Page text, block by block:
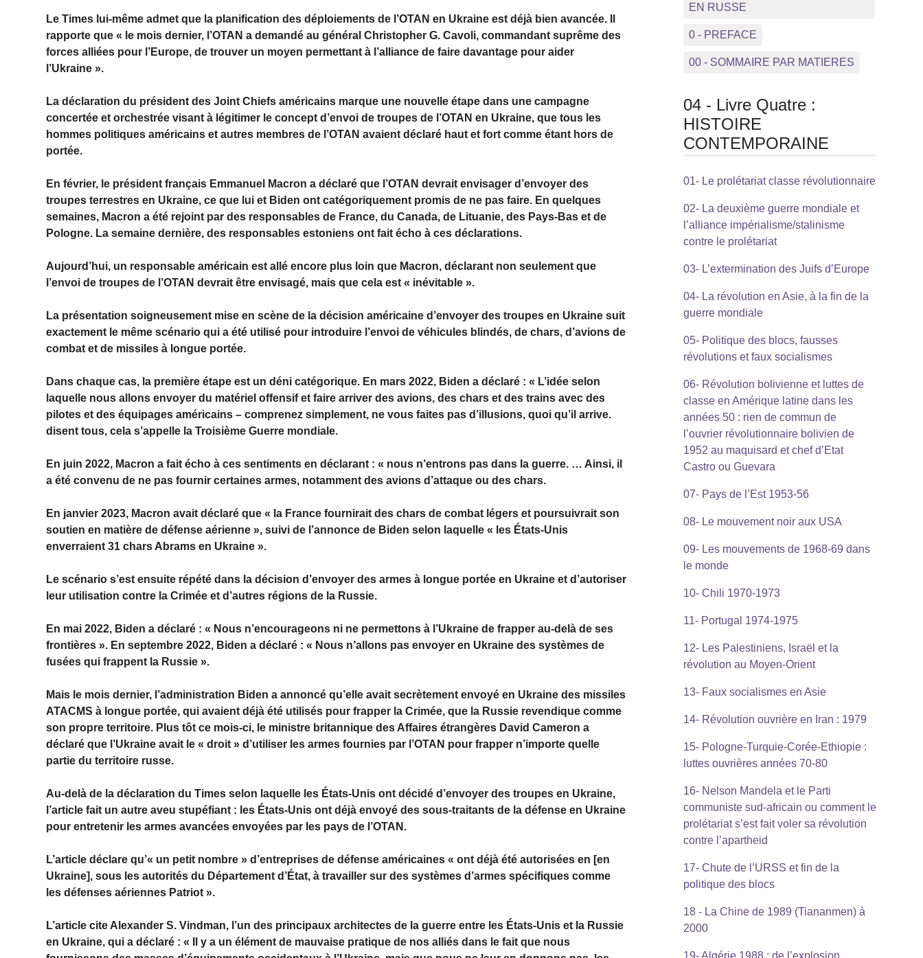
Le Times lui-même admet que la planification des déploiements de l’OTAN en Ukraine est déjà bien avancée. Il
rapporte que « le mois dernier, l’OTAN a demandé au général Christopher G. Cavoli, commandant suprême des
forces alliées pour l’Europe, de trouver un moyen permettant à l’alliance de faire davantage pour aider
l’Ukraine ».
La déclaration du président des Joint Chiefs américains marque une nouvelle étape dans une campagne
concertée et orchestrée visant à légitimer le concept d’envoi de troupes de l’OTAN en Ukraine, que tous les
hommes politiques américains et autres membres de l’OTAN avaient déclaré haut et fort comme étant hors de
portée.
En février, le président français Emmanuel Macron a déclaré que l’OTAN devrait envisager d’envoyer des
troupes terrestres en Ukraine, ce que lui et Biden ont catégoriquement promis de ne pas faire. En quelques
semaines, Macron a été rejoint par des responsables de France, du Canada, de Lituanie, des Pays-Bas et de
Pologne. La semaine dernière, des responsables estoniens ont fait écho à ces déclarations.
Aujourd’hui, un responsable américain est allé encore plus loin que Macron, déclarant non seulement que
l’envoi de troupes de l’OTAN devrait être envisagé, mais que cela est « inévitable ».
La présentation soigneusement mise en scène de la décision américaine d’envoyer des troupes en Ukraine suit
exactement le même scénario qui a été utilisé pour introduire l’envoi de véhicules blindés, de chars, d’avions de
combat et de missiles à longue portée.
Dans chaque cas, la première étape est un déni catégorique. En mars 2022, Biden a déclaré : « L’idée selon
laquelle nous allons envoyer du matériel offensif et faire arriver des avions, des chars et des trains avec des
pilotes et des équipages américains – comprenez simplement, ne vous faites pas d’illusions, quoi qu’il arrive.
disent tous, cela s’appelle la Troisième Guerre mondiale.
En juin 2022, Macron a fait écho à ces sentiments en déclarant : « nous n’entrons pas dans la guerre. … Ainsi, il
a été convenu de ne pas fournir certaines armes, notamment des avions d’attaque ou des chars.
En janvier 2023, Macron avait déclaré que « la France fournirait des chars de combat légers et poursuivrait son
soutien en matière de défense aérienne », suivi de l’annonce de Biden selon laquelle « les États-Unis
enverraient 31 chars Abrams en Ukraine ».
Le scénario s’est ensuite répété dans la décision d’envoyer des armes à longue portée en Ukraine et d’autoriser
leur utilisation contre la Crimée et d’autres régions de la Russie.
En mai 2022, Biden a déclaré : « Nous n’encourageons ni ne permettons à l’Ukraine de frapper au-delà de ses
frontières ». En septembre 2022, Biden a déclaré : « Nous n’allons pas envoyer en Ukraine des systèmes de
fusées qui frappent la Russie ».
Mais le mois dernier, l’administration Biden a annoncé qu’elle avait secrètement envoyé en Ukraine des missiles
ATACMS à longue portée, qui avaient déjà été utilisés pour frapper la Crimée, que la Russie revendique comme
son propre territoire. Plus tôt ce mois-ci, le ministre britannique des Affaires étrangères David Cameron a
déclaré que l’Ukraine avait le « droit » d’utiliser les armes fournies par l’OTAN pour frapper n’importe quelle
partie du territoire russe.
Au-delà de la déclaration du Times selon laquelle les États-Unis ont décidé d’envoyer des troupes en Ukraine,
l’article fait un autre aveu stupéfiant : les États-Unis ont déjà envoyé des sous-traitants de la défense en Ukraine
pour entretenir les armes avancées envoyées par les pays de l’OTAN.
L’article déclare qu’« un petit nombre » d’entreprises de défense américaines « ont déjà été autorisées en [en
Ukraine], sous les autorités du Département d’État, à travailler sur des systèmes d’armes spécifiques comme
les défenses aériennes Patriot ».
L’article cite Alexander S. Vindman, l’un des principaux architectes de la guerre entre les États-Unis et la Russie
en Ukraine, qui a déclaré : « Il y a un élément de mauvaise pratique de nos alliés dans le fait que nous
EN RUSSE
0 - PREFACE
00 - SOMMAIRE PAR MATIERES
04 - Livre Quatre :
HISTOIRE
CONTEMPORAINE
01- Le prolétariat classe révolutionnaire
02- La deuxième guerre mondiale et
l’alliance impérialisme/stalinisme
contre le prolétariat
03- L’extermination des Juifs d’Europe
04- La révolution en Asie, à la fin de la
guerre mondiale
05- Politique des blocs, fausses
révolutions et faux socialismes
06- Révolution bolivienne et luttes de
classe en Amérique latine dans les
années 50 : rien de commun de
l’ouvrier révolutionnaire bolivien de
1952 au maquisard et chef d’Etat
Castro ou Guevara
07- Pays de l’Est 1953-56
08- Le mouvement noir aux USA
09- Les mouvements de 1968-69 dans
le monde
10- Chili 1970-1973
11- Portugal 1974-1975
12- Les Palestiniens, Israël et la
révolution au Moyen-Orient
13- Faux socialismes en Asie
14- Révolution ouvrière en Iran : 1979
15- Pologne-Turquie-Corée-Ethiopie :
luttes ouvrières années 70-80
16- Nelson Mandela et le Parti
communiste sud-africain ou comment le
prolétariat s’est fait voler sa révolution
contre l’apartheid
17- Chute de l’URSS et fin de la
politique des blocs
18 - La Chine de 1989 (Tiananmen) à
2000